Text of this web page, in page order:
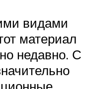
видами
материал
недавно. С